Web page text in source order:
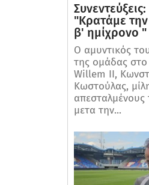
"Κρατάμε
β' ημίχρονο "
Ο αμυντικός
της ομάδας στο
Willem II,
Κωστούλας,
μετα την...